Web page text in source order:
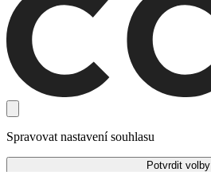
Spravovat nastavení souhlasu
Potvrdit volby